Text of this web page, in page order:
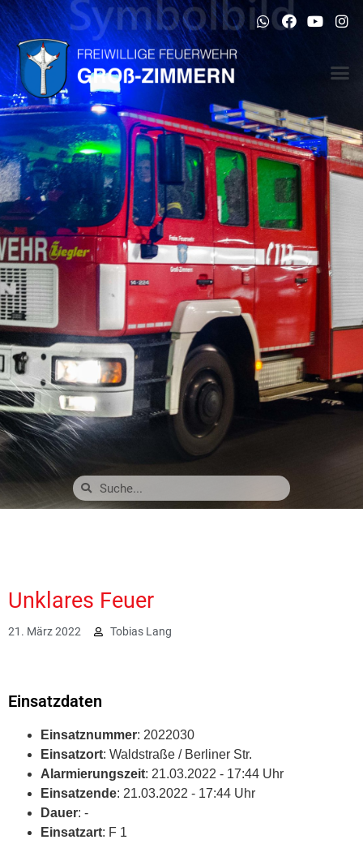
Unklares Feuer
21. März 2022 Tobias Lang
Einsatzdaten
Einsatznummer: 2022030
Einsatzort: Waldstraße / Berliner Str.
Alarmierungszeit: 21.03.2022 - 17:44 Uhr
Einsatzende: 21.03.2022 - 17:44 Uhr
Dauer: -
Einsatzart: F 1